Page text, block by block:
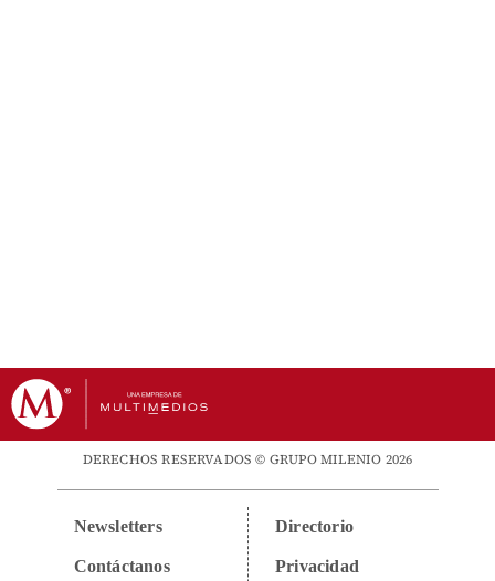
DERECHOS RESERVADOS © GRUPO MILENIO 2026
Newsletters
Contáctanos
Directorio
Privacidad